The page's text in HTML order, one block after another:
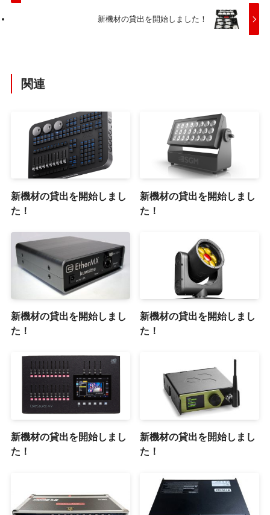
新機材の貸出を開始しました！
関連
新機材の貸出を開始しまし
た！
新機材の貸出を開始しまし
た！
新機材の貸出を開始しまし
た！
新機材の貸出を開始しまし
た！
新機材の貸出を開始しまし
た！
新機材の貸出を開始しまし
た！